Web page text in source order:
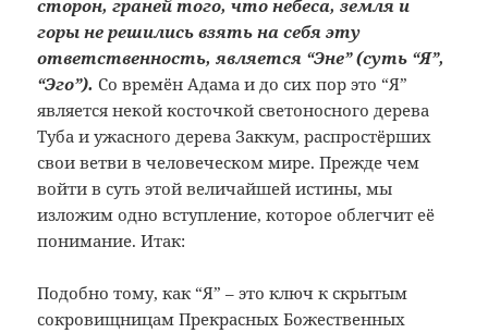
сторон, граней того, что небеса, земля и
горы не решились взять на себя эту
ответственность, является “Эне” (суть “Я”,
“Эго”). Со времён Адама и до сих пор это “Я”
является некой косточкой светоносного дерева
Туба и ужасного дерева Заккум, распростёрших
свои ветви в человеческом мире. Прежде чем
войти в суть этой величайшей истины, мы
изложим одно вступление, которое облегчит её
понимание. Итак:
Подобно тому, как “Я” – это ключ к скрытым
сокровищницам Прекрасных Божественных